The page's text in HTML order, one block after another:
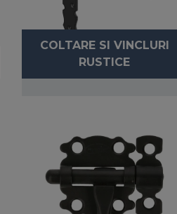
COLTARE SI VINCLURI
RUSTICE